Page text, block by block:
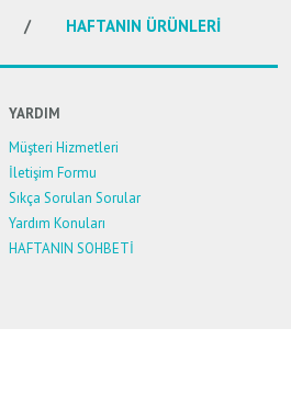
HAFTANIN ÜRÜNLERİ
YARDIM
Müşteri Hizmetleri
İletişim Formu
Sıkça Sorulan Sorular
Yardım Konuları
HAFTANIN SOHBETİ